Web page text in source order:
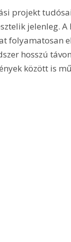
projekt
jelenleg.
folyamatosan
hosszú
között is